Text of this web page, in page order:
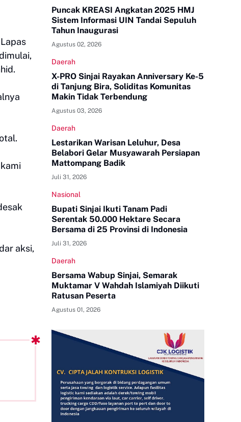
aksi,
Puncak KREASI Angkatan 2025 HMJ
Sistem Informasi UIN Tandai Sepuluh
Tahun Inaugurasi
Agustus 02, 2026
Daerah
X-PRO Sinjai Rayakan Anniversary Ke-5
di Tanjung Bira, Soliditas Komunitas
Makin Tidak Terbendung
Agustus 03, 2026
Daerah
Lestarikan Warisan Leluhur, Desa
Belabori Gelar Musyawarah Persiapan
Mattompang Badik
Juli 31, 2026
Nasional
Bupati Sinjai Ikuti Tanam Padi
Serentak 50.000 Hektare Secara
Bersama di 25 Provinsi di Indonesia
Juli 31, 2026
Daerah
Bersama Wabup Sinjai, Semarak
Muktamar V Wahdah Islamiyah Diikuti
Ratusan Peserta
Agustus 01, 2026